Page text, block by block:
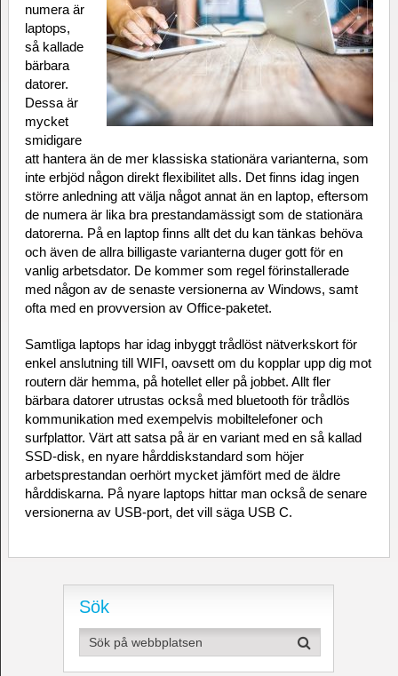
numera är
laptops,
så kallade
bärbara
datorer.
Dessa är
mycket
smidigare
att hantera än de mer klassiska stationära varianterna, som
inte erbjöd någon direkt flexibilitet alls. Det finns idag ingen
större anledning att välja något annat än en laptop, eftersom
de numera är lika bra prestandamässigt som de stationära
datorerna. På en laptop finns allt det du kan tänkas behöva
och även de allra billigaste varianterna duger gott för en
vanlig arbetsdator. De kommer som regel förinstallerade
med någon av de senaste versionerna av Windows, samt
ofta med en provversion av Office-paketet.
Samtliga laptops har idag inbyggt trådlöst nätverkskort för
enkel anslutning till WIFI, oavsett om du kopplar upp dig mot
routern där hemma, på hotellet eller på jobbet. Allt fler
bärbara datorer utrustas också med bluetooth för trådlös
kommunikation med exempelvis mobiltelefoner och
surfplattor. Värt att satsa på är en variant med en så kallad
SSD-disk, en nyare hårddiskstandard som höjer
arbetsprestandan oerhört mycket jämfört med de äldre
hårddiskarna. På nyare laptops hittar man också de senare
versionerna av USB-port, det vill säga USB C.
Sök